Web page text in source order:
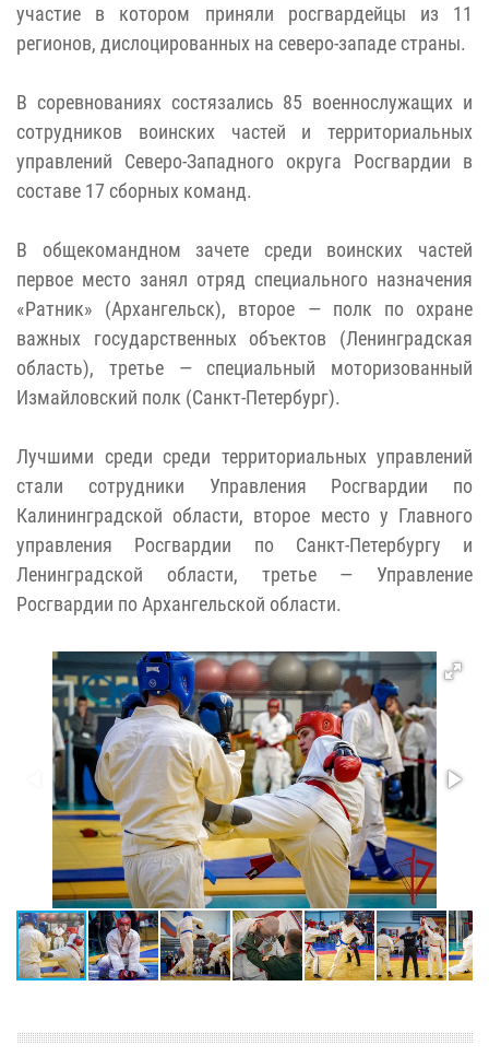
участие в котором приняли росгвардейцы из 11
регионов, дислоцированных на северо-западе страны.
В соревнованиях состязались 85 военнослужащих и
сотрудников воинских частей и территориальных
управлений Северо-Западного округа Росгвардии в
составе 17 сборных команд.
В общекомандном зачете среди воинских частей
первое место занял отряд специального назначения
«Ратник» (Архангельск), второе — полк по охране
важных государственных объектов (Ленинградская
область), третье — специальный моторизованный
Измайловский полк (Санкт-Петербург).
Лучшими среди среди территориальных управлений
стали сотрудники Управления Росгвардии по
Калининградской области, второе место у Главного
управления Росгвардии по Санкт-Петербургу и
Ленинградской области, третье — Управление
Росгвардии по Архангельской области.